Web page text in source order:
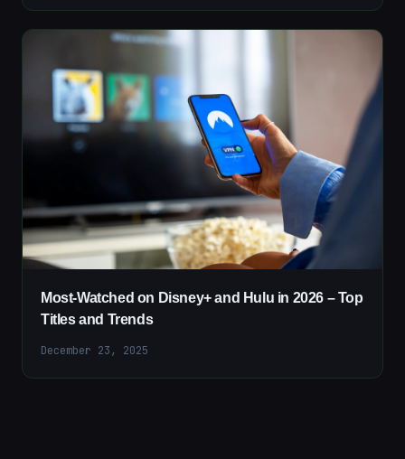
Most-Watched on Disney+ and Hulu in 2026 – Top
Titles and Trends
December 23, 2025